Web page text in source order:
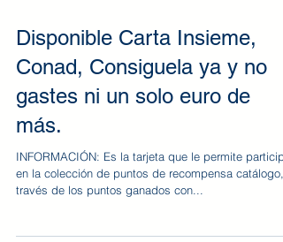
Disponible Carta Insieme,
Conad, Consiguela ya y no
gastes ni un solo euro de
más.
INFORMACIÓN: Es la tarjeta que le permite
través de los puntos ganados con...